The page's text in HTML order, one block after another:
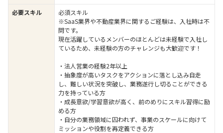
必要スキル
必須スキル
※SaaS業界や不動産業界に関するご経験は、入社時は不
問です。
現在活躍しているメンバーのほとんどは未経験で入社し
ているため、未経験の方のチャレンジも大歓迎です！
・法人営業の経験2年以上
・抽象度が高いタスクをアクションに落とし込み自走
し、難しい状況を突破し、業務遂行し切ることができる
力を持っている方
・成長意欲/学習意欲が高く、前のめりにスキル習得に励
める方
・自分の業務領域に囚われず、事業のスケールに向けて
ミッションや役割を再定義できる方